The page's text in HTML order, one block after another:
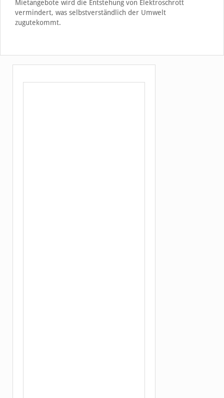
Mietangebote wird die Entstehung von Elektroschrott
vermindert, was selbstverständlich der Umwelt
zugutekommt.